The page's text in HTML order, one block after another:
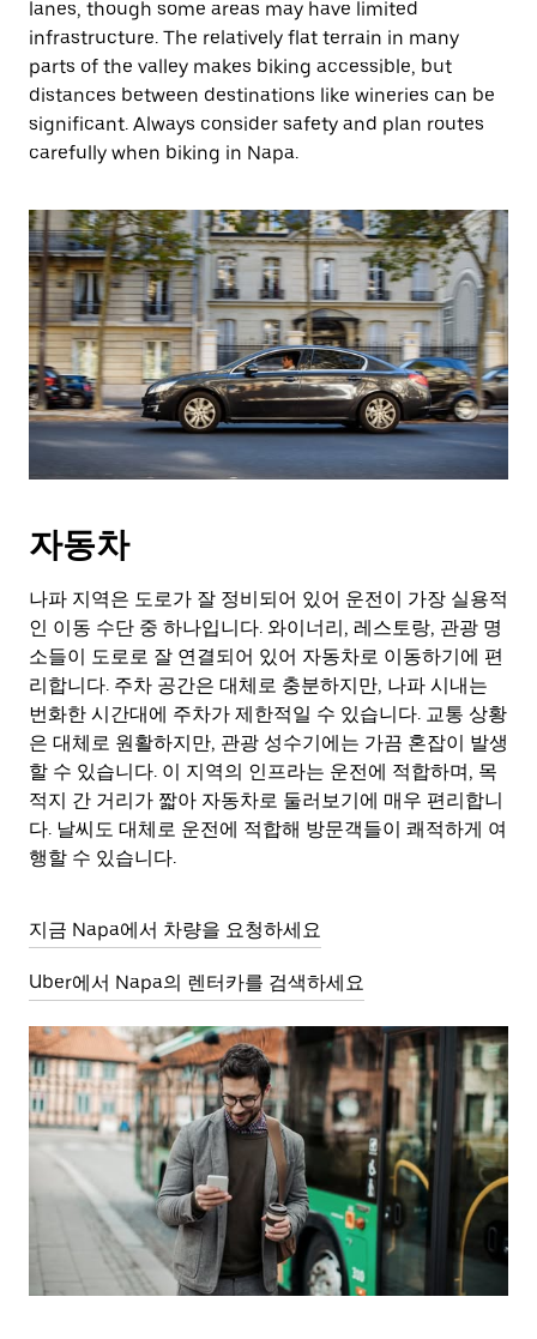
lanes, though some areas may have limited
infrastructure. The relatively flat terrain in many
parts of the valley makes biking accessible, but
distances between destinations like wineries can be
significant. Always consider safety and plan routes
carefully when biking in Napa.
자동차
나파 지역은 도로가 잘 정비되어 있어 운전이 가장 실용적
인 이동 수단 중 하나입니다. 와이너리, 레스토랑, 관광 명
소들이 도로로 잘 연결되어 있어 자동차로 이동하기에 편
리합니다. 주차 공간은 대체로 충분하지만, 나파 시내는
번화한 시간대에 주차가 제한적일 수 있습니다. 교통 상황
은 대체로 원활하지만, 관광 성수기에는 가끔 혼잡이 발생
할 수 있습니다. 이 지역의 인프라는 운전에 적합하며, 목
적지 간 거리가 짧아 자동차로 둘러보기에 매우 편리합니
다. 날씨도 대체로 운전에 적합해 방문객들이 쾌적하게 여
행할 수 있습니다.
지금 Napa에서 차량을 요청하세요
Uber에서 Napa의 렌터카를 검색하세요